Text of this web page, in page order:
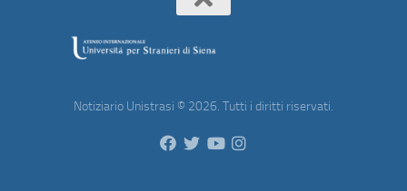
Notiziario Unistrasi © 2026. Tutti i diritti riservati.